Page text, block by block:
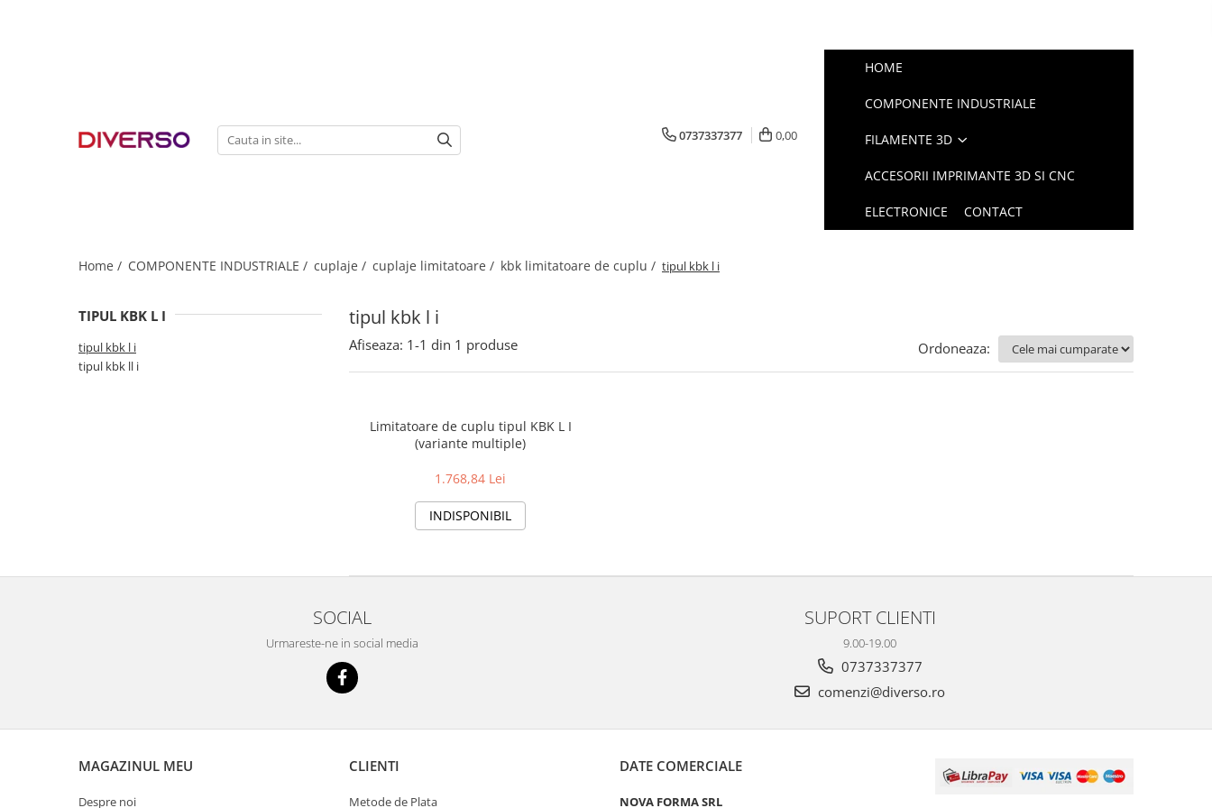
MULTIMATERIAL
0737337377 0,00
HOME
COMPONENTE INDUSTRIALE
FILAMENTE 3D
ACCESORII IMPRIMANTE 3D SI CNC
ELECTRONICE CONTACT
Home / COMPONENTE INDUSTRIALE / cuplaje / cuplaje limitatoare / kbk limitatoare de cuplu / tipul kbk l i
tipul kbk l i
TIPUL KBK L I
tipul kbk l i
tipul kbk ll i
Afiseaza: 1-1 din 1 produse Ordoneaza:
Limitatoare de cuplu tipul KBK L I
(variante multiple)
1.768,84 Lei
INDISPONIBIL
SOCIAL
Urmareste-ne in social media
SUPORT CLIENTI
9.00-19.00
0737337377
comenzi@diverso.ro
MAGAZINUL MEU
Despre noi
CLIENTI
Metode de Plata
DATE COMERCIALE
NOVA FORMA SRL